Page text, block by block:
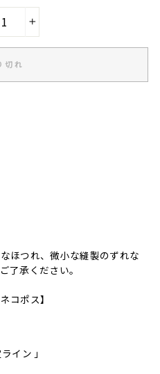
切れ
ほつれ、微小な縫製のずれな
了承ください。
コポス】
イン 」